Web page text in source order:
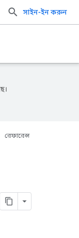
সাইন-ইন করুন
রেফারেন্স